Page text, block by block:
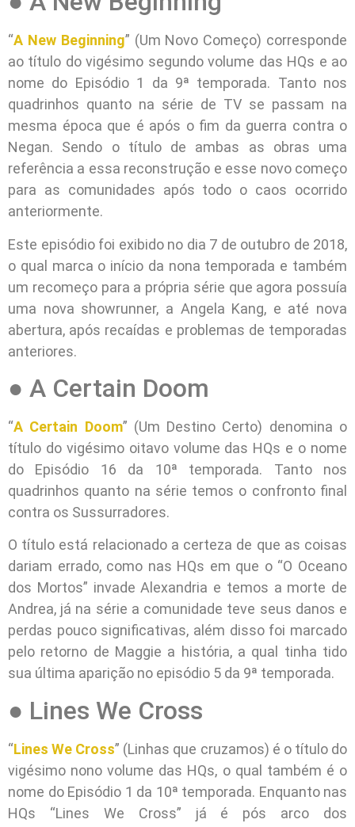
“A New Beginning” (Um Novo Começo) corresponde
ao título do vigésimo segundo volume das HQs e ao
nome do Episódio 1 da 9ª temporada. Tanto nos
quadrinhos quanto na série de TV se passam na
mesma época que é após o fim da guerra contra o
Negan. Sendo o título de ambas as obras uma
referência a essa reconstrução e esse novo começo
para as comunidades após todo o caos ocorrido
anteriormente.
Este episódio foi exibido no dia 7 de outubro de 2018,
o qual marca o início da nona temporada e também
um recomeço para a própria série que agora possuía
uma nova showrunner, a Angela Kang, e até nova
abertura, após recaídas e problemas de temporadas
anteriores.
● A Certain Doom
“A Certain Doom” (Um Destino Certo) denomina o
título do vigésimo oitavo volume das HQs e o nome
do Episódio 16 da 10ª temporada. Tanto nos
quadrinhos quanto na série temos o confronto final
contra os Sussurradores.
O título está relacionado a certeza de que as coisas
dariam errado, como nas HQs em que o “O Oceano
dos Mortos” invade Alexandria e temos a morte de
Andrea, já na série a comunidade teve seus danos e
perdas pouco significativas, além disso foi marcado
pelo retorno de Maggie a história, a qual tinha tido
sua última aparição no episódio 5 da 9ª temporada.
● Lines We Cross
“Lines We Cross” (Linhas que cruzamos) é o título do
vigésimo nono volume das HQs, o qual também é o
nome do Episódio 1 da 10ª temporada. Enquanto nas
HQs “Lines We Cross” já é pós arco dos